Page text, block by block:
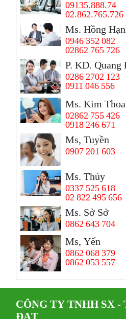
09135.888.74
02.862.765.726
Ms. Hồng
0946 352 082
02862 765 726
P. KD. Quang
0286 2702 123
0911 046 556
Ms. Kim Thoa
02862 755 426
0918 246 671
Ms, Tuyền
0907 201 603
Ms. Thủy
0337 525 618
02 822 495 656
Ms. Sở Sở
0862 643 704
Ms, Yến
0862 068 379
0862 053 557
CÔNG TY TNHH SX -
ĐẠT